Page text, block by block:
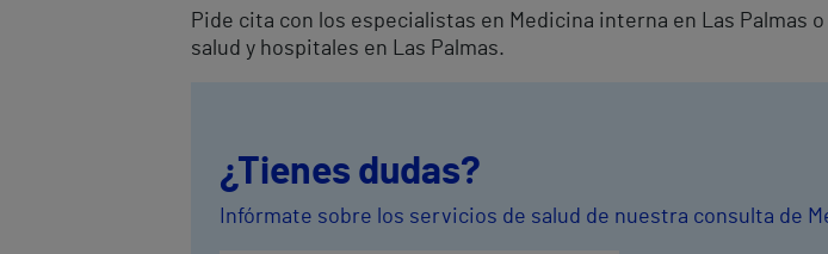
Pide cita con los especialistas en Medicina interna en Las
salud y hospitales en Las Palmas.
¿Tienes dudas?
Infórmate sobre los servicios de salud de nuestra consulta de